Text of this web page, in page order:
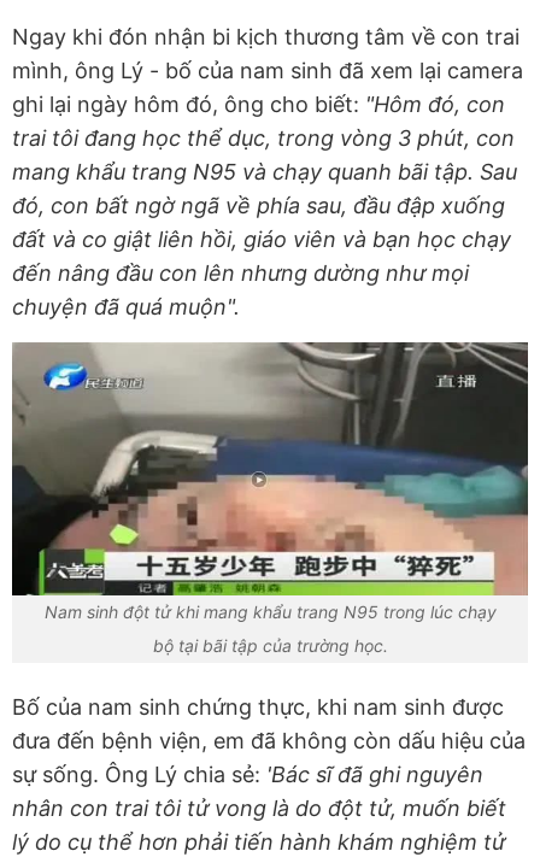
Ngay khi đón nhận bi kịch thương tâm về con trai
mình, ông Lý - bố của nam sinh đã xem lại camera
ghi lại ngày hôm đó, ông cho biết: "Hôm đó, con
trai tôi đang học thể dục, trong vòng 3 phút, con
mang khẩu trang N95 và chạy quanh bãi tập. Sau
đó, con bất ngờ ngã về phía sau, đầu đập xuống
đất và co giật liên hồi, giáo viên và bạn học chạy
đến nâng đầu con lên nhưng dường như mọi
chuyện đã quá muộn".
Nam sinh đột tử khi mang khẩu trang N95 trong lúc chạy
bộ tại bãi tập của trường học.
Bố của nam sinh chứng thực, khi nam sinh được
đưa đến bệnh viện, em đã không còn dấu hiệu của
sự sống. Ông Lý chia sẻ: 'Bác sĩ đã ghi nguyên
nhân con trai tôi tử vong là do đột tử, muốn biết
lý do cụ thể hơn phải tiến hành khám nghiệm tử